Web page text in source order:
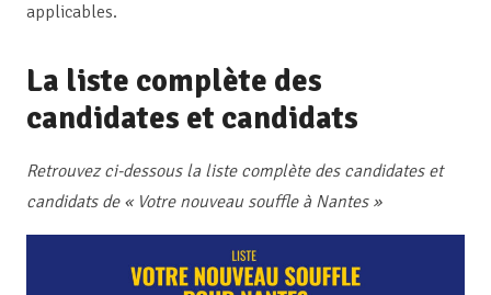
applicables.
La liste complète des
candidates et candidats
Retrouvez ci-dessous la liste complète des candidates et
candidats de « Votre nouveau souffle à Nantes »